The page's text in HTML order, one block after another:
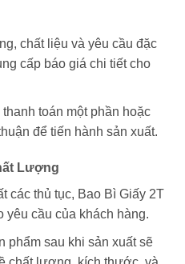
chất liệu và yêu cầu đặc
cấp báo giá chi tiết cho
toán một phần hoặc
để tiến hành sản xuất.
Lượng
các thủ tục, Bao Bì Giấy 2T
yêu cầu của khách hàng.
phẩm sau khi sản xuất sẽ